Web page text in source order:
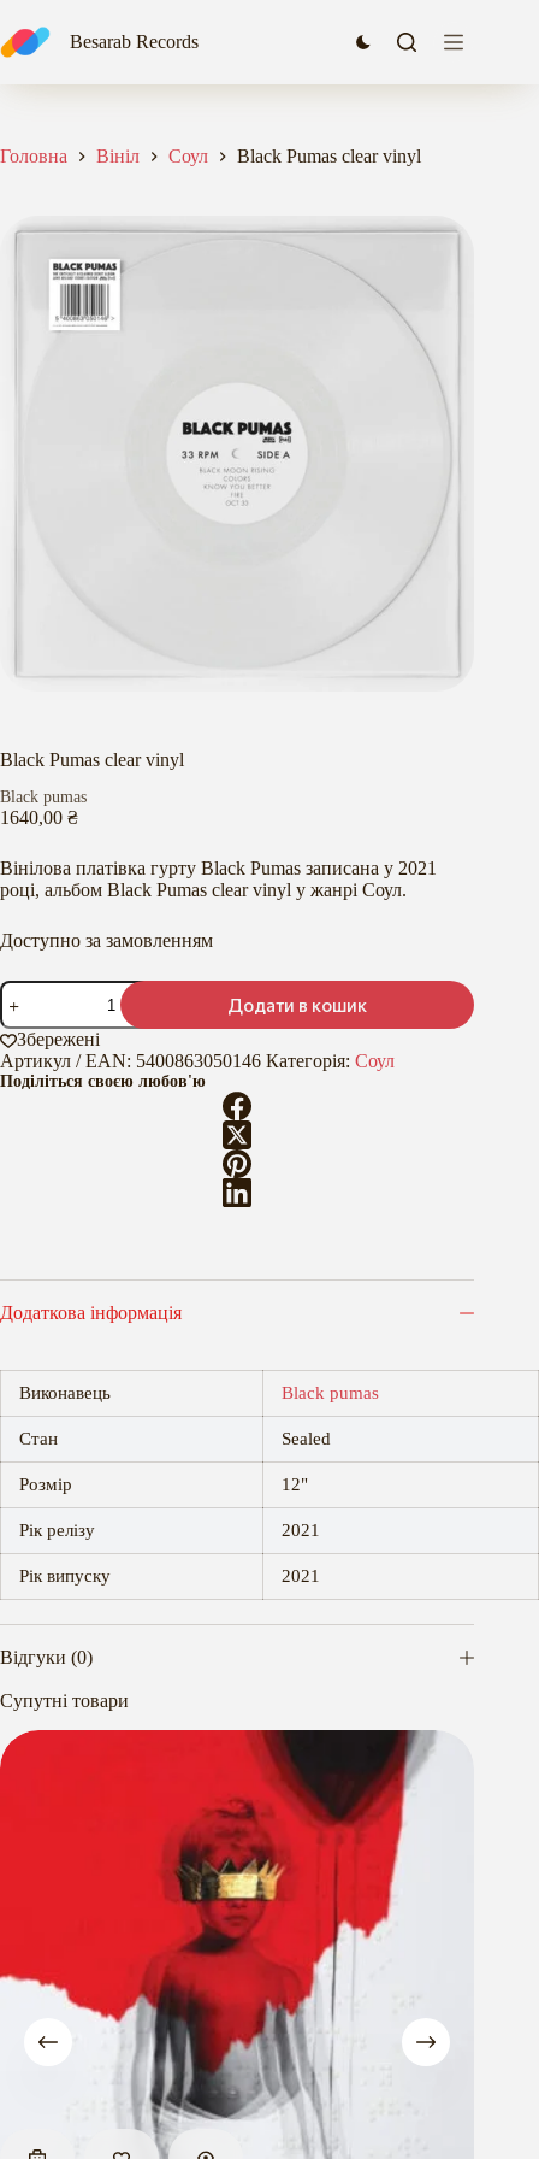
до
вмісту
1640,00
₴
Доступно за
Додати в кошик
Besarab Records
Головна Вініл Соул Black Pumas clear vinyl
Black Pumas clear vinyl
Black pumas
1640,00 ₴
Вінілова платівка гурту Black Pumas записана у 2021
році, альбом Black Pumas clear vinyl у жанрі Соул.
Доступно за замовленням
Black
Pumas
clear
vinyl
кількість
Додати в кошик
Збережені
Артикул / EAN: 5400863050146 Категорія: Соул
Поділіться своєю любов'ю
Додаткова інформація
Виконавець Black pumas
Стан Sealed
Розмір 12"
Рік релізу 2021
Рік випуску 2021
Відгуки (0)
Супутні товари